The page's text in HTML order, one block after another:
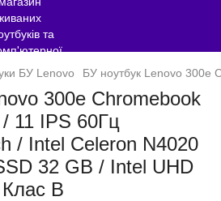
БУ Lenovo БУ ноутбук Lenovo 300e
300e Chromebook
11 IPS 60Гц
/ Intel Celeron N4020
32 GB / Intel UHD
B